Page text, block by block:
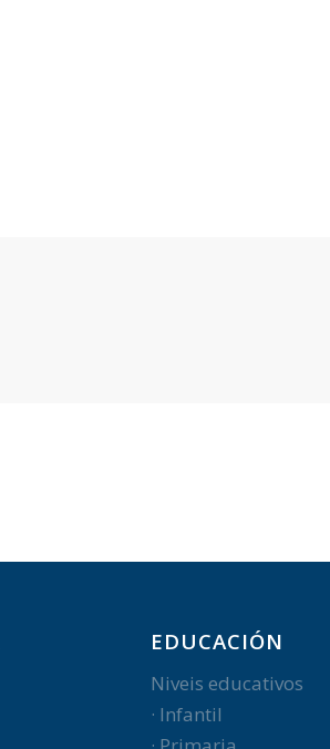
EDUCACIÓN
Niveis educativos
· Infantil